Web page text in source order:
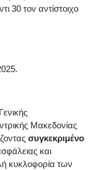
30 τον αντίστοιχο
Μακεδονίας
συγκεκριμένο
και
κυκλοφορία των